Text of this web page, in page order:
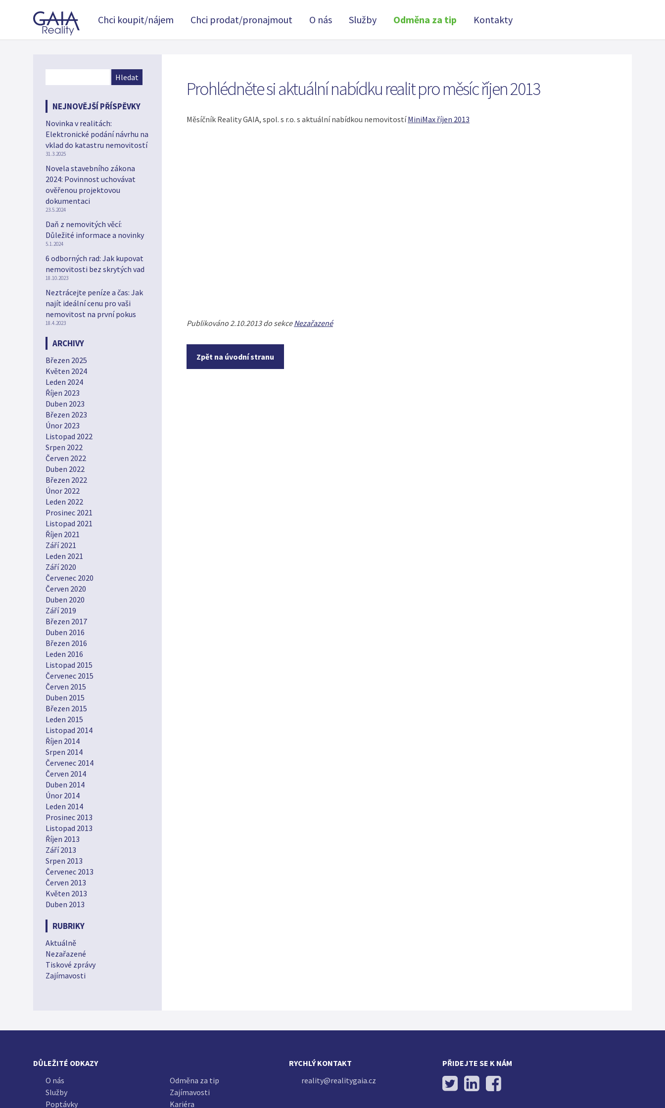
Chci koupit/nájem Chci prodat/pronajmout O nás Služby Odměna za tip Kontakty
Prohlédněte si aktuální nabídku realit pro měsíc říjen 2013
Měsíčník Reality GAIA, spol. s r.o. s aktuální nabídkou nemovitostíMiniMax říjen 2013
Publikováno 2.10.2013 do sekceNezařazené
Zpět na úvodní stranu
NEJNOVĚJŠÍ PŘÍSPĚVKY
Novinka v realitách:
Elektronické podání návrhu na
vklad do katastru nemovitostí
31.3.2025
Novela stavebního zákona
2024: Povinnost uchovávat
ověřenou projektovou
dokumentaci
23.5.2024
Daň z nemovitých věcí:
Důležité informace a novinky
5.1.2024
6 odborných rad: Jak kupovat
nemovitosti bez skrytých vad
18.10.2023
Neztrácejte peníze a čas: Jak
najít ideální cenu pro vaši
nemovitost na první pokus
18.4.2023
ARCHIVY
Březen 2025
Květen 2024
Leden 2024
Říjen 2023
Duben 2023
Březen 2023
Únor 2023
Listopad 2022
Srpen 2022
Červen 2022
Duben 2022
Březen 2022
Únor 2022
Leden 2022
Prosinec 2021
Listopad 2021
Říjen 2021
Září 2021
Leden 2021
Září 2020
Červenec 2020
Červen 2020
Duben 2020
Září 2019
Březen 2017
Duben 2016
Březen 2016
Leden 2016
Listopad 2015
Červenec 2015
Červen 2015
Duben 2015
Březen 2015
Leden 2015
Listopad 2014
Říjen 2014
Srpen 2014
Červenec 2014
Červen 2014
Duben 2014
Únor 2014
Leden 2014
Prosinec 2013
Listopad 2013
Říjen 2013
Září 2013
Srpen 2013
Červenec 2013
Červen 2013
Květen 2013
Duben 2013
RUBRIKY
Aktuálně
Nezařazené
Tiskové zprávy
Zajímavosti
DŮLEŽITÉ ODKAZY
O nás
Služby
Poptávky
Odměna za tip
Zajímavosti
Kariéra
RYCHLÝ KONTAKT
reality@realitygaia.cz
PŘIDEJTE SE K NÁM